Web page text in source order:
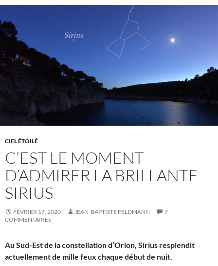
CIEL ÉTOILÉ
C’EST LE MOMENT
D’ADMIRER LA BRILLANTE
SIRIUS
FÉVRIER 17, 2020 JEAN-BAPTISTE FELDMANN
7
COMMENTAIRES
Au Sud-Est de la constellation d’Orion, Sirius resplendit
actuellement de mille feux chaque début de nuit.